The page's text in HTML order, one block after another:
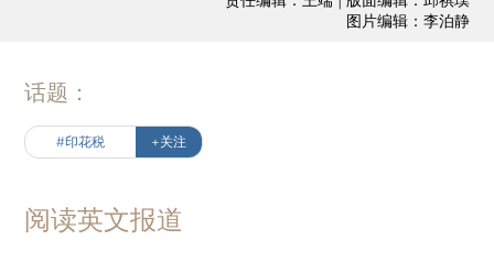
图片编辑：李泊静
话题：
#印花税 +关注
阅读英文报道